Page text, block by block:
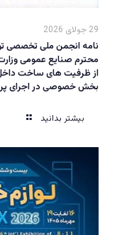
29 جولای 2026
نامه انجمن ملی تخصصی
محترم صنایع عمومی
از ظرفیت های ساخت
بخش خصوصی در اجرای
بیشتر بدانید